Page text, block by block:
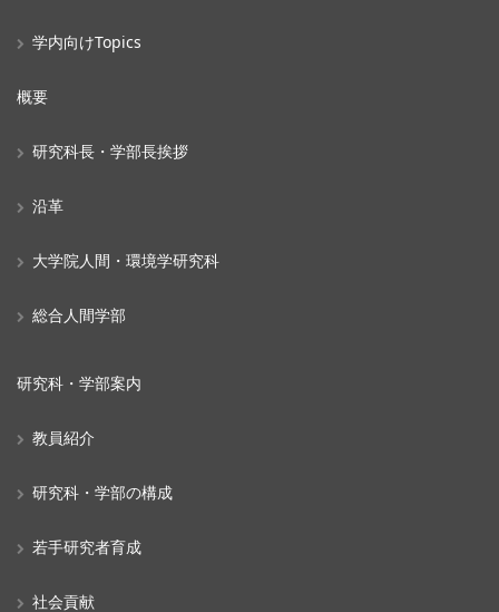
学内向けTopics
概要
研究科長・学部長挨拶
沿革
大学院人間・環境学研究科
総合人間学部
研究科・学部案内
教員紹介
研究科・学部の構成
若手研究者育成
社会貢献